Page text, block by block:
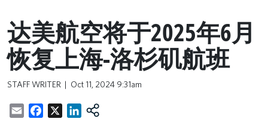
达美航空将于2025年6月
恢复上海-洛杉矶航班
STAFF WRITER Oct 11, 2024 9:31am
EmailFacebookLinkedIn